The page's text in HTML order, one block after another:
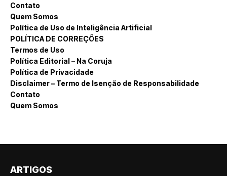
Contato
Quem Somos
Política de Uso de Inteligência Artificial
POLÍTICA DE CORREÇÕES
Termos de Uso
Política Editorial – Na Coruja
Política de Privacidade
Disclaimer – Termo de Isenção de Responsabilidade
Contato
Quem Somos
ARTIGOS